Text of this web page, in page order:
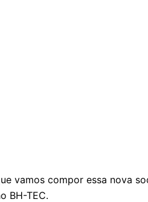
vamos compor essa nova
BH-TEC.